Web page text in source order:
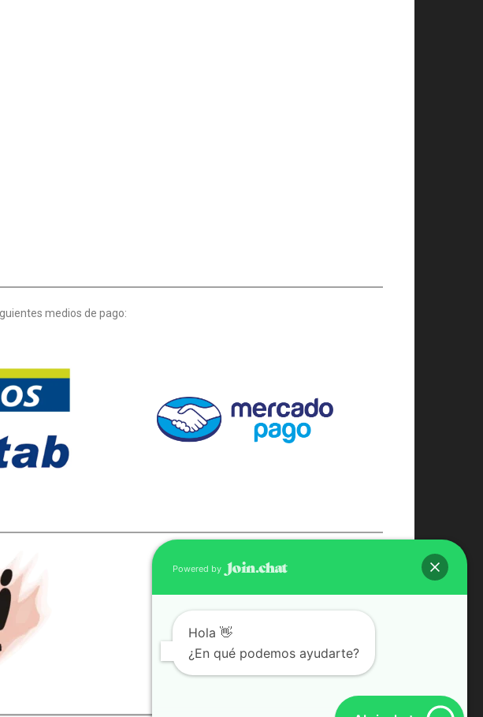
medios de pago:
correo@ferreami.com.uy
Facebook
Instagram
Powered by
Hola 👋
¿En qué podemos ayudarte?